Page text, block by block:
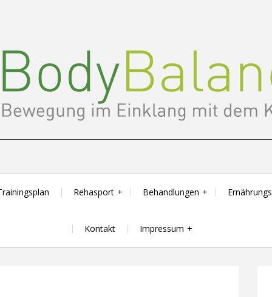
Rehasport Behandlungen
Kontakt Impressum